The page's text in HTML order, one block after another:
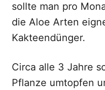
sollte man pro
die Aloe Arten
Kakteendünger.
Circa alle 3 Jahre
Pflanze umtopfen